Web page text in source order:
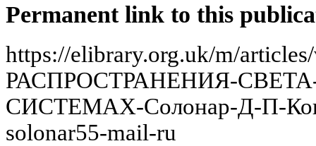
Permanent link to this
https://elibrary.org.uk/m/
РАСПРОСТРАНЕНИЯ-
СИСТЕМАХ-Солонар-Д-П-
solonar55-mail-ru